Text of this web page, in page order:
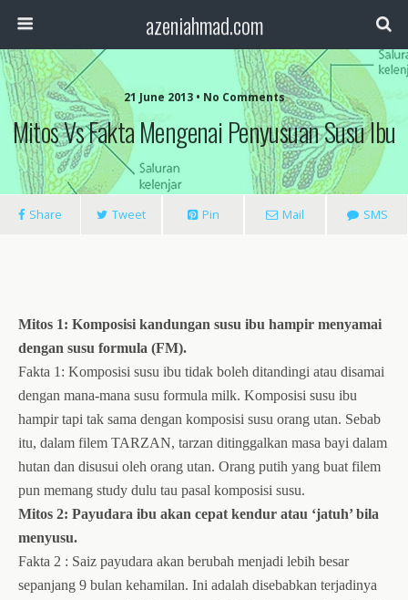
azeniahmad.com
21 June 2013 • No Comments
Mitos Vs Fakta Mengenai Penyusuan Susu Ibu
Share Tweet Pin Mail SMS
Mitos 1: Komposisi kandungan susu ibu hampir menyamai
dengan susu formula (FM).
Fakta 1: Komposisi susu ibu tidak boleh ditandingi atau disamai
dengan mana-mana susu formula milk. Komposisi susu ibu
hampir tapi tak sama dengan komposisi susu orang utan. Sebab
itu, dalam filem TARZAN, tarzan ditinggalkan masa bayi dalam
hutan dan disusui oleh orang utan. Orang putih yang buat filem
pun memang study dulu tau pasal komposisi susu.
Mitos 2: Payudara ibu akan cepat kendur atau ‘jatuh’ bila
menyusu.
Fakta 2 : Saiz payudara akan berubah menjadi lebih besar
sepanjang 9 bulan kehamilan. Ini adalah disebabkan terjadinya